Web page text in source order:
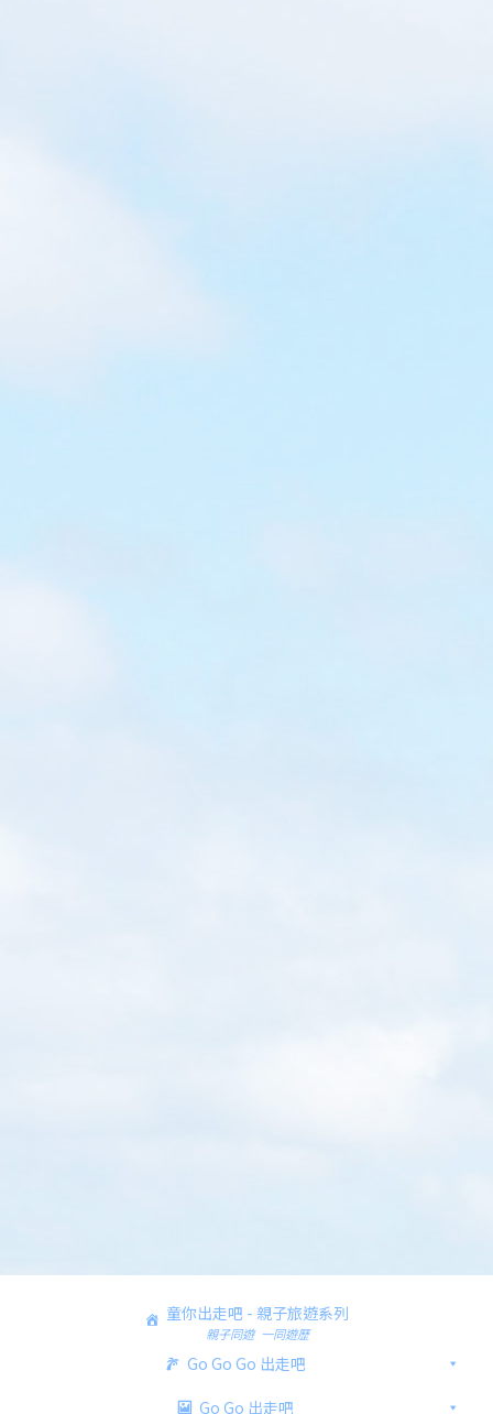
童你出走吧 - 親子旅遊系列
親子同遊 一同遊歷
Go Go Go 出走吧
Go Go 出走吧